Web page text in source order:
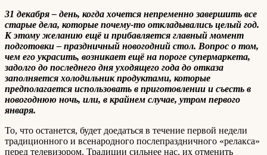
31 декабря – день, когда хочется непременно завершить все
старые дела, которые почему-то откладывались целый год.
К этому желанию ещё и прибавляется главный момент
подготовки – праздничный новогодний стол. Вопрос о том,
чем его украсить, возникает ещё на пороге супермаркета,
задолго до последнего дня уходящего года до отказа
заполняется холодильник продуктами, которые
предполагается использовать в приготовлении и съесть в
новогоднюю ночь, или, в крайнем случае, утром первого
января.
То, что останется, будет доедаться в течение первой недели
традиционного и всенародного послепраздничного «релакса»
перед телевизором. Традиции сильнее нас, их отменить